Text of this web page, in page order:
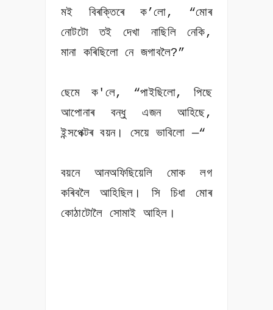
মই বিৰক্তিৰে ক’লো, “মোৰ
নোটটো তই দেখা নাছিলি নেকি,
মানা কৰিছিলো নে জগাবলৈ?”
ছেমে ক'লে, “পাইছিলো, পিছে
আপোনাৰ বন্ধু এজন আহিছে,
ইন্সপেক্টৰ বয়ন। সেয়ে ভাবিলো —“
বয়নে আনঅফিছিয়েলি মোক লগ
কৰিবলৈ আহিছিল। সি চিধা মোৰ
কোঠাটোলৈ সোমাই আহিল।